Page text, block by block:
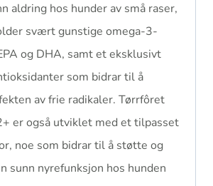
aldring hos hunder av små raser,
svært gunstige omega-3-
og DHA, samt et eksklusivt
som bidrar til å
av frie radikaler. Tørrfôret
er også utviklet med et tilpasset
noe som bidrar til å støtte og
sunn nyrefunksjon hos hunden